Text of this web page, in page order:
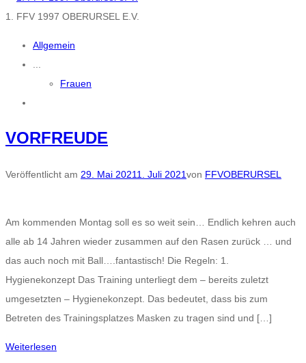
1. FFV 1997 OBERURSEL E.V.
Allgemein
Frauen
VORFREUDE
Veröffentlicht am 29. Mai 20211. Juli 2021von FFVOBERURSEL
Am kommenden Montag soll es so weit sein… Endlich kehren auch
alle ab 14 Jahren wieder zusammen auf den Rasen zurück … und
das auch noch mit Ball….fantastisch! Die Regeln: 1.
Hygienekonzept Das Training unterliegt dem – bereits zuletzt
umgesetzten – Hygienekonzept. Das bedeutet, dass bis zum
Betreten des Trainingsplatzes Masken zu tragen sind und […]
Weiterlesen